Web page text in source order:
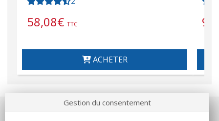
58,08€ TTC
ACHETER
Gestion du consentement